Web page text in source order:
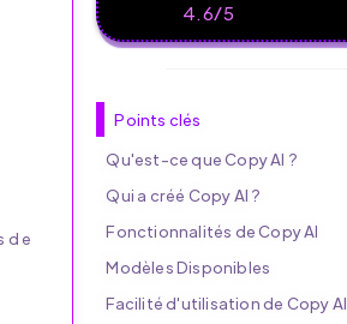
de
4.6/5
Points clés
Qu'est-ce que Copy AI ?
Qui a créé Copy AI ?
Fonctionnalités de Copy AI
Modèles Disponibles
Facilité d'utilisation de Copy AI